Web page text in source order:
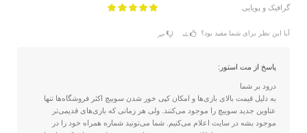
گرافیک و پویایی
آیا این نظر برای شما مفید بود؟ بله خیر
پاسخ از مت استور:
درود بر شما
به دلیل قیمت بالای بازی‌ها و امکان کپی خور شدن سوییچ اکثر فروشگاه‌ها تنها
عناوین جدید سوییچ را موجود می‌کنند. ولی هر زمانی که بازی‌های قدیمی‌تر
موجود بشه در سایت اعلام می‌کنیم. شما می‌تونید شماره همراه خود را در